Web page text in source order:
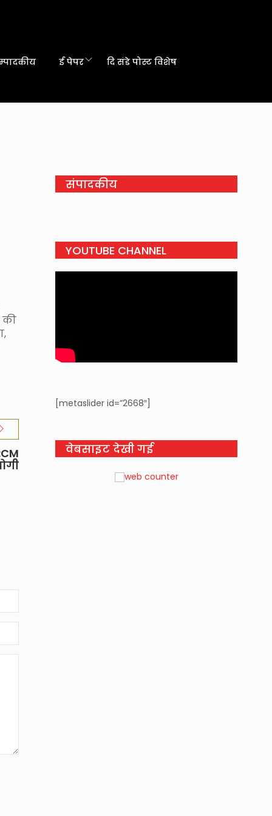
ई पेपर दि संडे पोस्ट विशेष
की
संपादकीय
YOUTUBE CHANNEL
[metaslider id=”2668″]
वेबसाइट देखी गई